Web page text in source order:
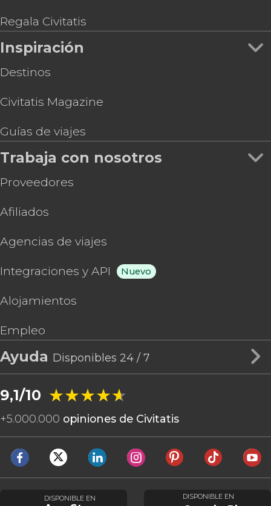
Regala Civitatis
Inspiración
Destinos
Civitatis Magazine
Guías de viajes
Trabaja con nosotros
Proveedores
Afiliados
Agencias de viajes
Integraciones y API Nuevo
Alojamientos
Empleo
Ayuda Disponibles 24 / 7
9,1/10 ★★★★★
★★★★★
+5.000.000 opiniones de Civitatis
DISPONIBLE EN DISPONIBLE EN